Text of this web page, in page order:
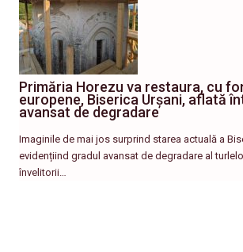
Primăria Horezu va restaura, cu
europene, Biserica Urșani, aflată
avansat de degradare
Imaginile de mai jos surprind starea actuală a
evidențiind gradul avansat de degradare al
învelitorii…